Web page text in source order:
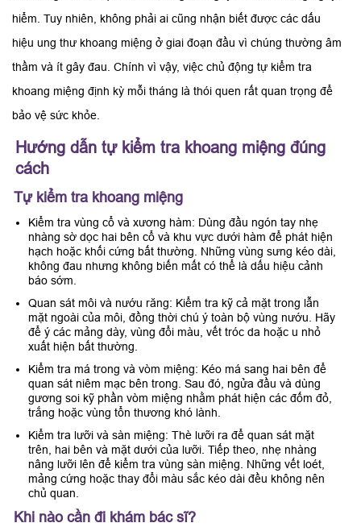
hiểm. Tuy nhiên, không phải ai cũng nhận biết được các dấu
hiệu ung thư khoang miệng ở giai đoạn đầu vì chúng thường âm
thầm và ít gây đau. Chính vì vậy, việc chủ động tự kiểm tra
khoang miệng định kỳ mỗi tháng là thói quen rất quan trọng để
bảo vệ sức khỏe.
Hướng dẫn tự kiểm tra khoang miệng đúng
cách
Tự kiểm tra khoang miệng
Kiểm tra vùng cổ và xương hàm: Dùng đầu ngón tay nhẹ
nhàng sờ dọc hai bên cổ và khu vực dưới hàm để phát hiện
hạch hoặc khối cứng bất thường. Những vùng sưng kéo dài,
không đau nhưng không biến mất có thể là dấu hiệu cảnh
báo sớm.
Quan sát môi và nướu răng: Kiểm tra kỹ cả mặt trong lẫn
mặt ngoài của môi, đồng thời chú ý toàn bộ vùng nướu. Hãy
để ý các mảng dày, vùng đổi màu, vết tróc da hoặc u nhỏ
xuất hiện bất thường.
Kiểm tra má trong và vòm miệng: Kéo má sang hai bên để
quan sát niêm mạc bên trong. Sau đó, ngửa đầu và dùng
gương soi kỹ phần vòm miệng nhằm phát hiện các đốm đỏ,
trắng hoặc vùng tổn thương khó lành.
Kiểm tra lưỡi và sàn miệng: Thè lưỡi ra để quan sát mặt
trên, hai bên và mặt dưới của lưỡi. Tiếp theo, nhẹ nhàng
nâng lưỡi lên để kiểm tra vùng sàn miệng. Những vết loét,
mảng cứng hoặc thay đổi màu sắc kéo dài đều không nên
chủ quan.
Khi nào cần đi khám bác sĩ?